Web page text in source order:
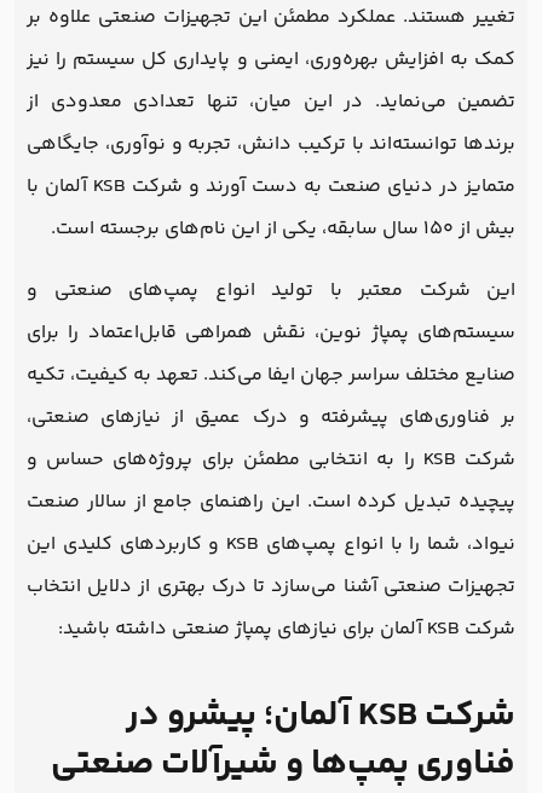
تغییر هستند. عملکرد مطمئن این تجهیزات صنعتی علاوه بر
کمک به افزایش بهره‌وری، ایمنی و پایداری کل سیستم را نیز
تضمین می‌نماید. در این میان، تنها تعدادی معدودی از
برندها توانسته‌اند با ترکیب دانش، تجربه و نوآوری، جایگاهی
متمایز در دنیای صنعت به دست آورند و شرکت KSB آلمان با
بیش از ۱۵۰ سال سابقه، یکی از این نام‌های برجسته است.
این شرکت معتبر با تولید انواع پمپ‌های صنعتی و
سیستم‌های پمپاژ نوین، نقش همراهی قابل‌اعتماد را برای
صنایع مختلف سراسر جهان ایفا می‌کند. تعهد به کیفیت، تکیه
بر فناوری‌های پیشرفته و درک عمیق از نیازهای صنعتی،
شرکت KSB را به انتخابی مطمئن برای پروژه‌های حساس و
پیچیده تبدیل کرده است. این راهنمای جامع از سالار صنعت
نیواد، شما را با انواع پمپ‌های KSB و کاربردهای کلیدی این
تجهیزات صنعتی آشنا می‌سازد تا درک بهتری از دلایل انتخاب
شرکت KSB آلمان برای نیازهای پمپاژ صنعتی داشته باشید:
شرکت KSB آلمان؛ پیشرو در
فناوری پمپ‌ها و شیرآلات صنعتی